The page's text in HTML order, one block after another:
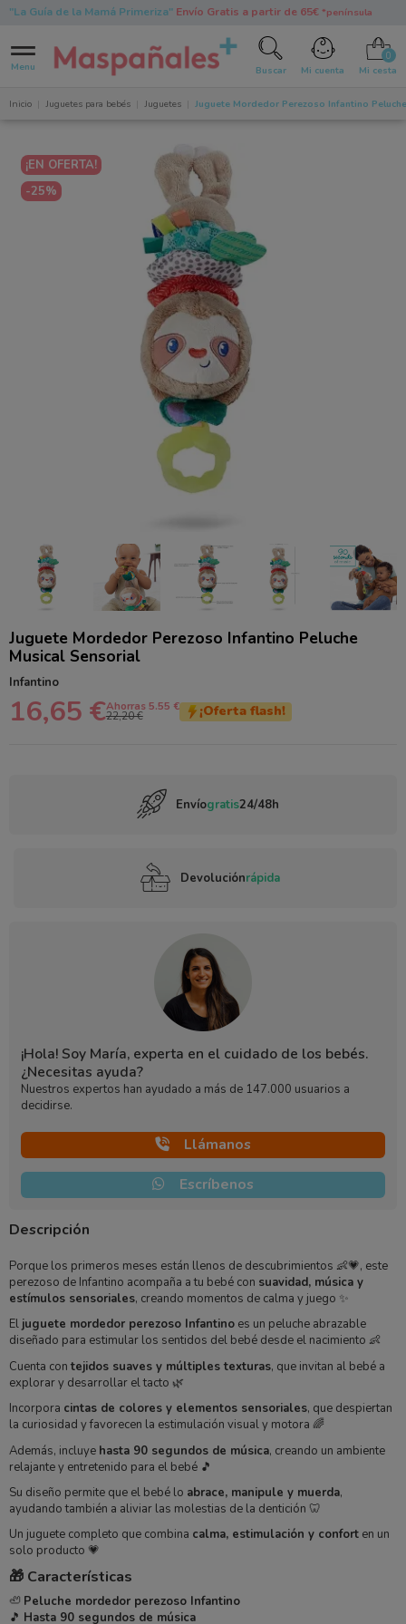
"La Guía de la Mamá Primeriza"Envío Gratis a partir de 65€ *península
Menu Buscar Mi cuenta Mi cesta
Inicio Juguetes para bebés Juguetes Juguete Mordedor Perezoso Infantino
¡EN OFERTA!
-25%
Juguete Mordedor Perezoso Infantino Peluche
Musical Sensorial
Infantino
16,65 €Ahorras 5.55 €
22,20 € ¡Oferta flash!
Envíogratis24/48h
Devoluciónrápida
¡Hola! Soy María, experta en el cuidado de los bebés.
¿Necesitas ayuda?
Nuestros expertos han ayudado a más de 147.000 usuarios a
decidirse.
Llámanos
Escríbenos
Descripción
Porque los primeros meses están llenos de descubrimientos 👶💗, este
perezoso de Infantino acompaña a tu bebé con suavidad, música y
estímulos sensoriales, creando momentos de calma y juego ✨
El juguete mordedor perezoso Infantinoes un peluche abrazable
diseñado para estimular los sentidos del bebé desde el nacimiento 👶
Cuenta con tejidos suaves y múltiples texturas, que invitan al bebé a
explorar y desarrollar el tacto 🌿
Incorpora cintas de colores y elementos sensoriales, que despiertan
la curiosidad y favorecen la estimulación visual y motora 🌈
Además, incluye hasta 90 segundos de música, creando un ambiente
relajante y entretenido para el bebé 🎵
Su diseño permite que el bebé lo abrace, manipule y muerda,
ayudando también a aliviar las molestias de la dentición 🦷
Un juguete completo que combina calma, estimulación y conforten un
solo producto 💗
🎁 Características
🦥 Peluche mordedor perezoso Infantino
🎵 Hasta 90 segundos de música